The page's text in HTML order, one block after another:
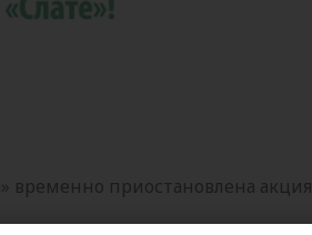
временно приостановлена акция